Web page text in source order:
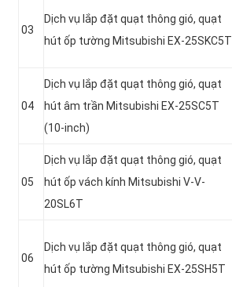
03
Dịch vụ lắp đặt quạt thông gió, quạt
hút ốp tường Mitsubishi EX-25SKC5T
04
Dịch vụ lắp đặt quạt thông gió, quạt
hút âm trần Mitsubishi EX-25SC5T
(10-inch)
05
Dịch vụ lắp đặt quạt thông gió, quạt
hút ốp vách kính Mitsubishi V-V-
20SL6T
06
Dịch vụ lắp đặt quạt thông gió, quạt
hút ốp tường Mitsubishi EX-25SH5T